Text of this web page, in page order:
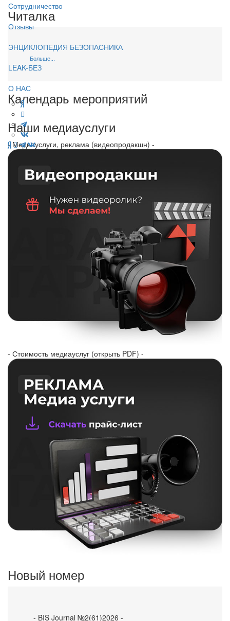
Сотрудничество
Отзывы
ЭНЦИКЛОПЕДИЯ БЕЗОПАСНИКА
LEAK-БЕЗ
О НАС
Читалка
Больше...
Календарь мероприятий
Наши медиауслуги
- Медиауслуги, реклама (видеопродакшн) -
- Стоимость медиауслуг (открыть PDF) -
Новый номер
- BIS Journal №2(61)2026 -